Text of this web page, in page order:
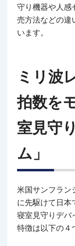
守り機器や人感
売方法などの違
います。
ミリ波
拍数を
室見守
ム」
米国サンフラン
に先駆けて日本
寝室見守りデバ
特徴は以下の４